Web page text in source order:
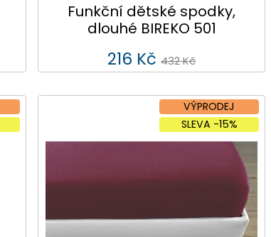
Funkční dětské spodky,
dlouhé BIREKO 501
216 Kč 432 Kč
VÝPRODEJ
SLEVA -15%